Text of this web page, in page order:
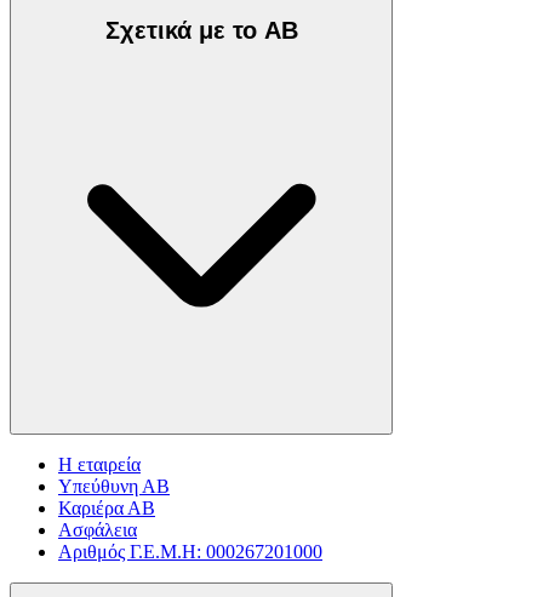
Σχετικά με το ΑΒ
Η εταιρεία
Υπεύθυνη ΑΒ
Καριέρα ΑΒ
Ασφάλεια
Αριθμός Γ.Ε.Μ.Η: 000267201000